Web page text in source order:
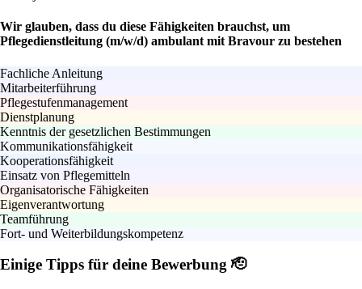
Wir glauben, dass du diese Fähigkeiten brauchst, um
Pflegedienstleitung (m/w/d) ambulant mit Bravour zu bestehen
Fachliche Anleitung
Mitarbeiterführung
Pflegestufenmanagement
Dienstplanung
Kenntnis der gesetzlichen Bestimmungen
Kommunikationsfähigkeit
Kooperationsfähigkeit
Einsatz von Pflegemitteln
Organisatorische Fähigkeiten
Eigenverantwortung
Teamführung
Fort- und Weiterbildungskompetenz
Einige Tipps für deine Bewerbung 🫡